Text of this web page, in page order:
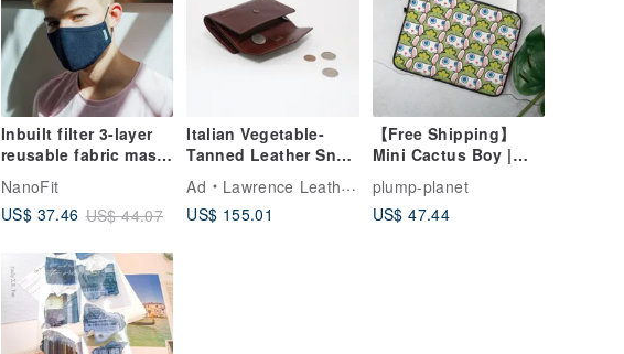
Scratches (Made to
Order)
Inbuilt filter 3-layer
reusable fabric mask
can be
NanoFit
US$ 37.46 US$ 44.07
Italian Vegetable-
Tanned Leather Snap
Mid-Length Wallet,
Short Wallet, Coin
Pouch, Birthday
Ad
Lawrence Leather Studio
US$ 155.01
【Free Shipping】
Mini Cactus Boy |
Laptop Sleeve
plump-planet
US$ 47.44